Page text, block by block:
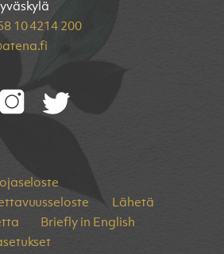
10 4214 200
Lähetä
Briefly in English